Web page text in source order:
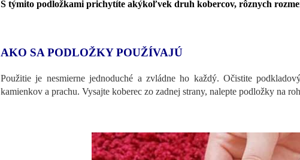
S týmito podložkami prichytíte akýkoľvek druh kobercov, rôznych
AKO SA PODLOŽKY POUŽÍVAJÚ
Použitie je nesmierne jednoduché a zvládne ho každý. Očistite
kamienkov a prachu. Vysajte koberec zo zadnej strany, nalepte podložky na